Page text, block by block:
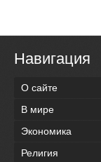
Навигация
О сайте
В мире
Экономика
Религия